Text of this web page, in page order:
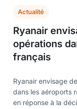
Actualité
Ryanair
opérations
français
Ryanair envisage
dans les aéroports
en réponse à la